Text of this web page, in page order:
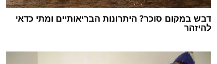
דבש במקום סוכר? היתרונות הבריאותיים ומתי כדאי
להיזהר